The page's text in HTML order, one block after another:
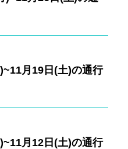
月19日(土)の通行
月12日(土)の通行